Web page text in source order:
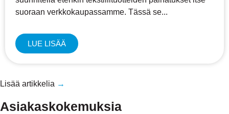
suoraan verkkokaupassamme. Tässä se...
LUE LISÄÄ
Lisää artikkelia →
Asiakaskokemuksia